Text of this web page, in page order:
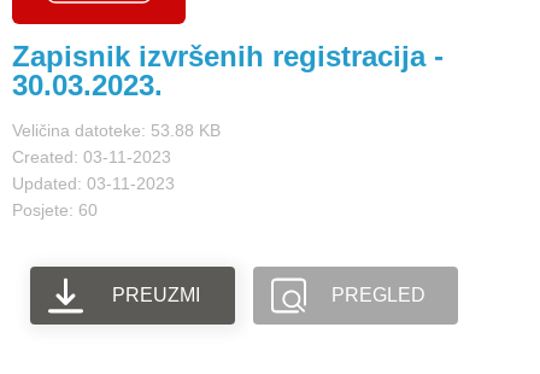
Zapisnik izvršenih registracija -
30.03.2023.
Veličina datoteke: 53.88 KB
Created: 03-11-2023
Updated: 03-11-2023
Posjete: 60
PREUZMI PREGLED